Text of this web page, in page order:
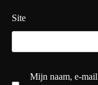
Site
Mijn naam, e-